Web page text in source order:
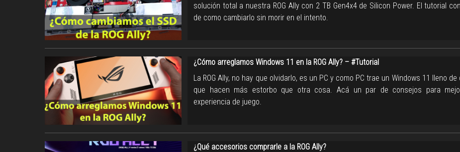
solución total a nuestra ROG Ally con 2 TB Gen4x4 de Silicon Power. El tutorial
de como cambiarlo sin morir en el intento.
¿Cómo arreglamos Windows 11 en la ROG Ally? – #Tutorial
La ROG Ally, no hay que olvidarlo, es un PC y como PC trae un Windows 11 lleno
que hacen más estorbo que otra cosa. Acá un par de consejos para
experiencia de juego.
¿Qué accesorios comprarle a la ROG Ally?